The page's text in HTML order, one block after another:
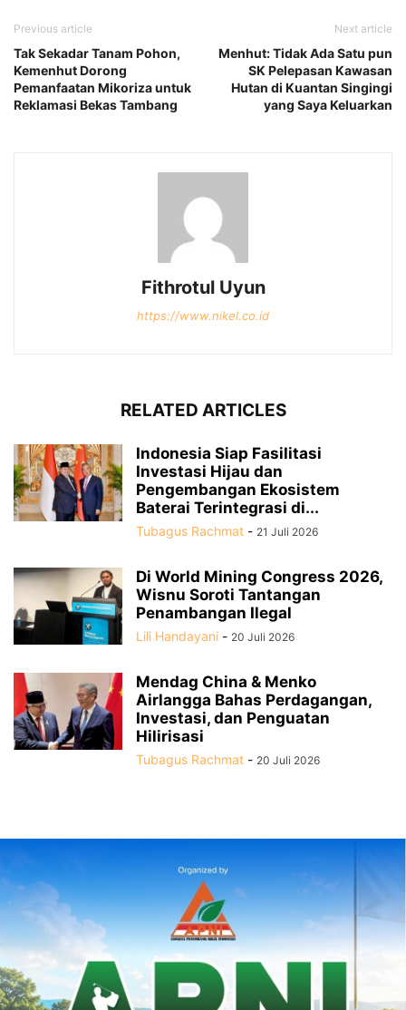
Previous article
Tak Sekadar Tanam Pohon,
Kemenhut Dorong
Pemanfaatan Mikoriza untuk
Reklamasi Bekas Tambang
Next article
Menhut: Tidak Ada Satu pun
SK Pelepasan Kawasan
Hutan di Kuantan Singingi
yang Saya Keluarkan
Fithrotul Uyun
https://www.nikel.co.id
RELATED ARTICLES
Indonesia Siap Fasilitasi
Investasi Hijau dan
Pengembangan Ekosistem
Baterai Terintegrasi di...
Tubagus Rachmat - 21 Juli 2026
Di World Mining Congress 2026,
Wisnu Soroti Tantangan
Penambangan Ilegal
Lili Handayani - 20 Juli 2026
Mendag China & Menko
Airlangga Bahas Perdagangan,
Investasi, dan Penguatan
Hilirisasi
Tubagus Rachmat - 20 Juli 2026